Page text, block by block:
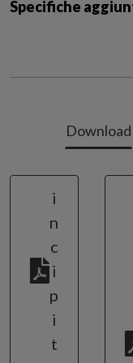
Specifiche
Download
i
n
c
i
p
i
t